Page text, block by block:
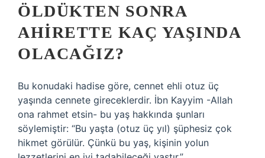
ÖLDÜKTEN SONRA
AHIRETTE KAÇ YAŞINDA
OLACAĞIZ?
Bu konudaki hadise göre, cennet ehli otuz üç
yaşında cennete gireceklerdir. İbn Kayyim -Allah
ona rahmet etsin- bu yaş hakkında şunları
söylemiştir: “Bu yaşta (otuz üç yıl) şüphesiz çok
hikmet görülür. Çünkü bu yaş, kişinin yolun